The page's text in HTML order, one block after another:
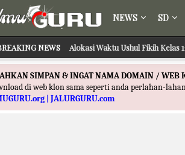
NEWS SD
NEWS Alokasi Waktu Ushul Fikih Kelas
SIMPAN & INGAT NAMA DOMAIN / WEB
di web klon sama seperti anda perlahan-
| JALURGURU.com